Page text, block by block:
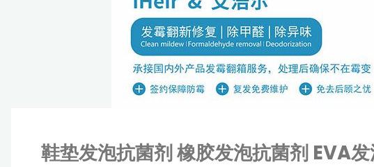
鞋垫发泡抗菌剂 橡胶发泡抗菌剂 EVA